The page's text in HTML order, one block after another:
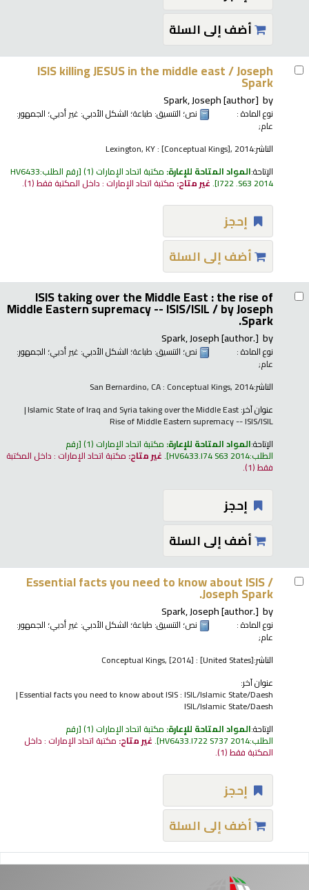
أضف إلى السلة
ISIS killing JESUS in the middle east /Joseph
Spark
by
Spark, Joseph[author]
نوع المادة : نص؛ التنسيق: طباعة؛ الشكل الأدبي: غير أدبي؛ الجمهور:
عام;
الناشر:Lexington, KY : [Conceptual Kings], 2014
الإتاحة:المواد المتاحة للإعارة: مكتبة اتحاد الإمارات (1) رقم الطلب:HV6433
I722 .S63 2014
.غير متاح: مكتبة اتحاد الإمارات : داخل المكتبة فقط(1).
إحجز
أضف إلى السلة
ISIS taking over the Middle East : the rise of
Middle Eastern supremacy -- ISIS/ISIL /by Joseph
Spark.
by
Spark, Joseph[author.]
نوع المادة : نص؛ التنسيق: طباعة؛ الشكل الأدبي: غير أدبي؛ الجمهور:
عام;
الناشر:San Bernardino, CA : Conceptual Kings, 2014
عنوان آخر:Islamic State of Iraq and Syria taking over the Middle East
Rise of Middle Eastern supremacy -- ISIS/ISIL
الإتاحة:المواد المتاحة للإعارة: مكتبة اتحاد الإمارات (1) رقم
الطلب:HV6433.I74 S63 2014
.غير متاح: مكتبة اتحاد الإمارات : داخل المكتبة
فقط(1).
إحجز
أضف إلى السلة
Essential facts you need to know about ISIS /
Joseph Spark.
by
Spark, Joseph[author.]
نوع المادة : نص؛ التنسيق: طباعة؛ الشكل الأدبي: غير أدبي؛ الجمهور:
عام;
الناشر:[United States] : Conceptual Kings, [2014]
عنوان آخر:
Essential facts you need to know about ISIS : ISIL/Islamic State/Daesh
ISIL/Islamic State/Daesh
الإتاحة:المواد المتاحة للإعارة: مكتبة اتحاد الإمارات (1) رقم
الطلب:HV6433.I722 S737 2014
.غير متاح: مكتبة اتحاد الإمارات : داخل
المكتبة فقط(1).
إحجز
أضف إلى السلة